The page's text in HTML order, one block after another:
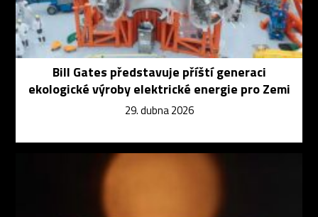
Bill Gates představuje příští generaci
ekologické výroby elektrické energie pro Zemi
29. dubna 2026